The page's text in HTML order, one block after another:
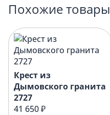
Похожие товары
Крест из
Дымовского гранита
2727
41 650 ₽